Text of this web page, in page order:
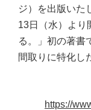
ジ）を出版いた
13日（水）より
る。」初の著書
間取りに特化し
https://